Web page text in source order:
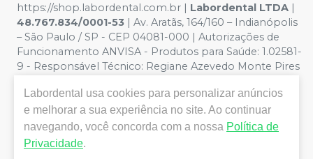
https://shop.labordental.com.br | Labordental LTDA |
48.767.834/0001-53 | Av. Aratãs, 164/160 – Indianópolis
– São Paulo / SP - CEP 04081-000 | Autorizações de
Funcionamento ANVISA - Produtos para Saúde: 1.02581-
9 - Responsável Técnico: Regiane Azevedo Monte Pires
Fotos meramente ilustrativas - Os preços e condições
da loja virtual estão sujeitos a alterações. Em caso de
divergência de preços no site, o valor válido é o do
Carrinho de Compra. Não vendemos por atacado, por
Labordental usa cookies para personalizar anúncios
e melhorar a sua experiência no site. Ao continuar
navegando, você concorda com a nossa Política de
Privacidade.